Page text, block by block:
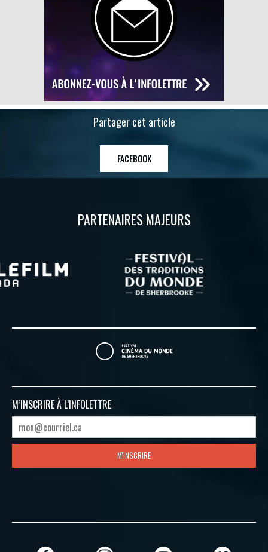
Partager cet article
FACEBOOK
PARTENAIRES MAJEURS
M’INSCRIRE À L’INFOLETTRE
M'INSCRIRE